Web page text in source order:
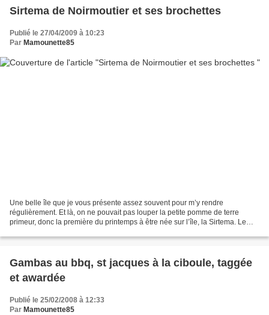
Sirtema de Noirmoutier et ses brochettes
Publié le 27/04/2009 à 10:23
Par Mamounette85
Une belle île que je vous présente assez souvent pour m’y rendre
régulièrement. Et là, on ne pouvait pas louper la petite pomme de terre
primeur, donc la première du printemps à être née sur l’île, la Sirtema. Le
Gambas au bbq, st jacques à la ciboule, taggée
et awardée
Publié le 25/02/2008 à 12:33
Par Mamounette85